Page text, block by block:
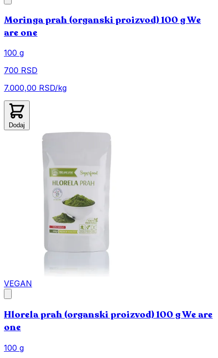
Moringa prah (organski proizvod) 100 g We
are one
100 g
700 RSD
7.000,00 RSD/kg
Dodaj
VEGAN
Hlorela prah (organski proizvod) 100 g We are
one
100 g